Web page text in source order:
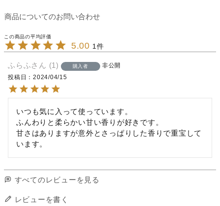
商品についてのお問い合わせ
5.00 1
ふらふ 1 購入者
非公開
投稿日
2024/04/15
いつも気に入って使っています。
ふんわりと柔らかい甘い香りが好きです。
甘さはありますが意外とさっぱりした香りで重宝して
います。
すべてのレビューを見る
レビューを書く